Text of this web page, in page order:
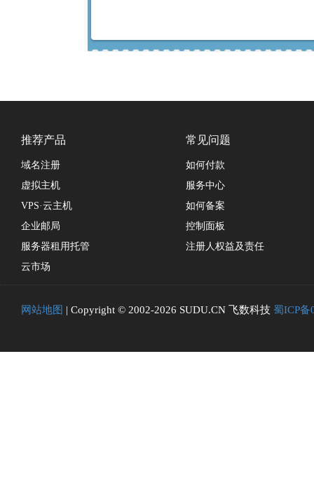
推荐产品
域名注册
虚拟主机
VPS·云主机
企业邮局
服务器租用托管
云市场
常见问题
如何付款
服务中心
如何备案
控制面板
注册人权益及责任
网站地图 | Copyright © 2002-2026 SUDU.CN 飞数科技 蜀ICP备